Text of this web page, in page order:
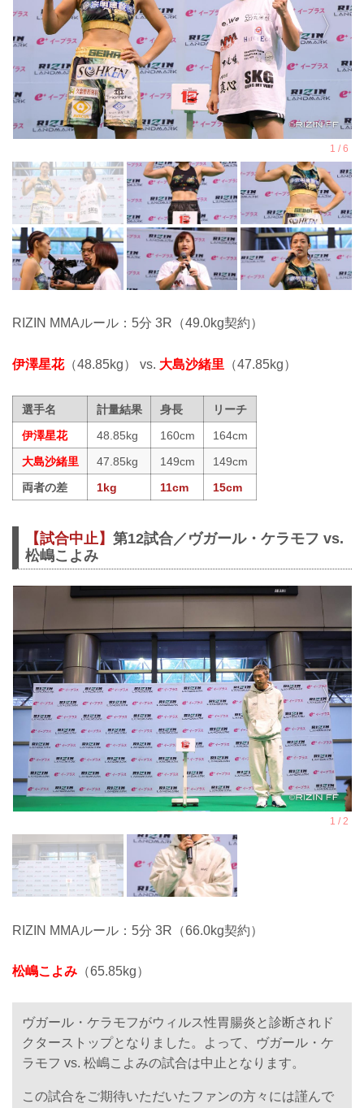
RIZIN MMAルール：5分 3R（49.0kg契約）
伊澤星花（48.85kg） vs. 大島沙緒里 （47.85kg）
選手名 計量結果 身長
リーチ
伊澤星花
48.85kg 160cm
164cm
大島沙緒里
47.85kg 149cm
149cm
両者の差
1kg 11cm 15cm
【試合中止】 第12試合／ヴガール・ケラモフ vs.
松嶋こよみ
RIZIN MMAルール：5分 3R（66.0kg契約）
松嶋こよみ （65.85kg）
ヴガール・ケラモフがウィルス性胃腸炎と診断されド
クターストップとなりました。よって、ヴガール・ケ
ラモフ vs. 松嶋こよみの試合は中止となります。
この試合をご期待いただいたファンの方々には謹んで